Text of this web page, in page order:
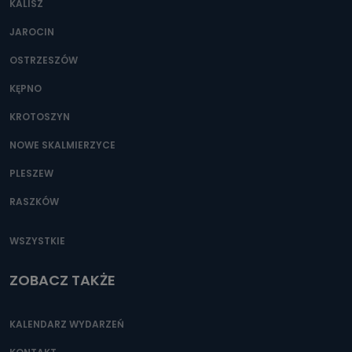
Można to zrobić pod numerem telefonu 62 735-51-05 lub
KALISZ
JAROCIN
OSTRZESZÓW
KĘPNO
KROTOSZYN
NOWE SKALMIERZYCE
PLESZEW
RASZKÓW
WSZYSTKIE
ZOBACZ TAKŻE
KALENDARZ WYDARZEŃ